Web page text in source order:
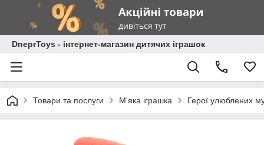
DneprToys - інтернет-магазин дитячих іграшок
Товари та послуги М'яка іграшка Герої улюблених